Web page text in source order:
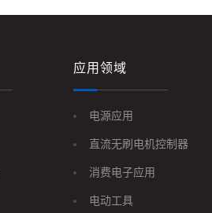
应用领域
电源应用
直流无刷电机控制器
消费电子应用
电动工具